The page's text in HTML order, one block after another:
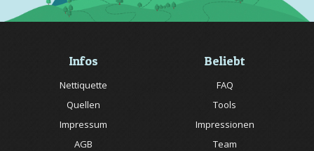
Infos
Nettiquette
Quellen
Impressum
AGB
Beliebt
FAQ
Tools
Impressionen
Team